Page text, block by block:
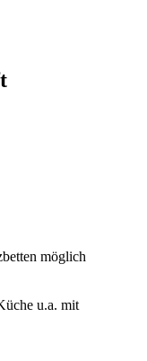
möglich
u.a. mit